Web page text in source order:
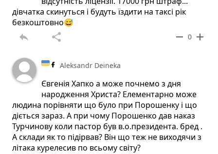
дівчатка скинуться і будуть їздити на таксі рік
безкоштовно😅
reply share remove 0 add
Aleksandr Deineka
Євгенія Хапко а може почнемо з дня
народження Христа? Елементарно може
людина порівняти що було при Порошенку і що
діється зараз. А при чому Порошенко дав наказ
Турчинову коли пастор був в.о.президента. бред .
А склади як то підірвав? Він що теж не виходячи з
літака курелесив по всьому світу?